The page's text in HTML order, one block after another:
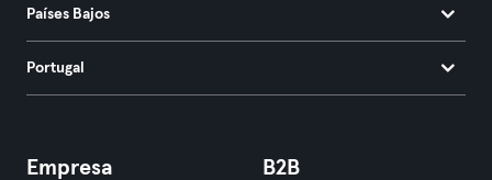
Países Bajos
Portugal
Empresa B2B